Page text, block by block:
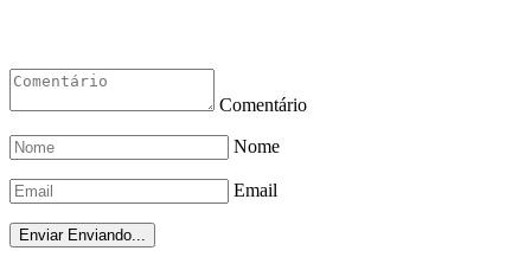
Comentário
Nome
Email
Enviar Enviando...